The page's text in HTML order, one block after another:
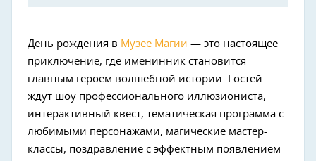
День рождения в Музее Магии — это настоящее
приключение, где именинник становится
главным героем волшебной истории. Гостей
ждут шоу профессионального иллюзиониста,
интерактивный квест, тематическая программа с
любимыми персонажами, магические мастер-
классы, поздравление с эффектным появлением
Next